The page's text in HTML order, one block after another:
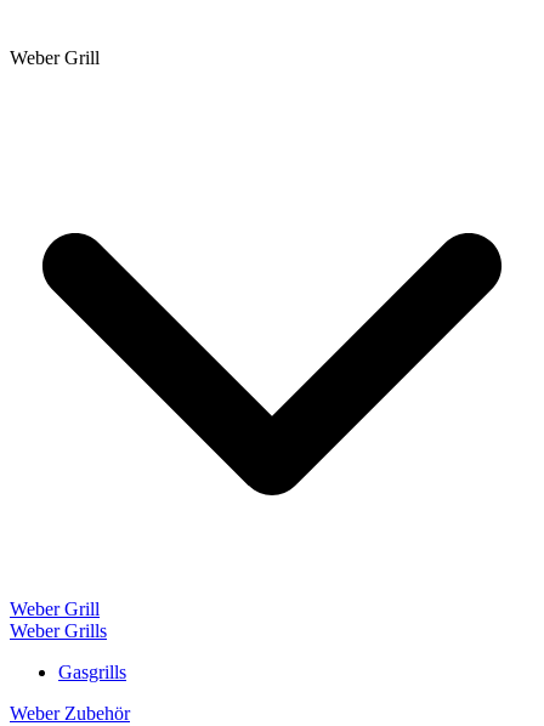
Weber Grill
Weber Grill
Weber Grills
Gasgrills
Weber Zubehör